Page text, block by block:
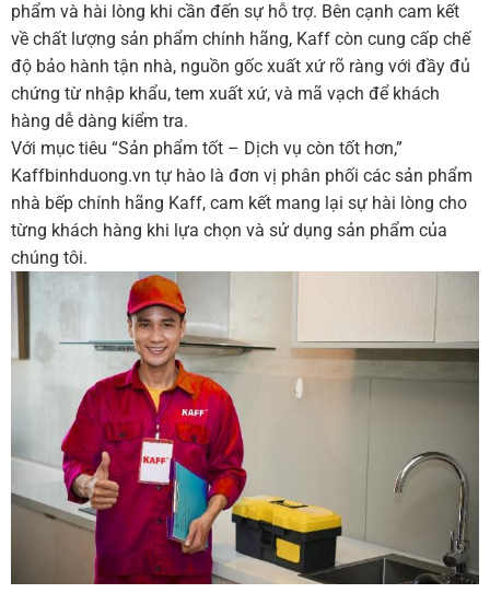
phẩm và hài lòng khi cần đến sự hỗ trợ. Bên cạnh cam kết
về chất lượng sản phẩm chính hãng, Kaff còn cung cấp chế
độ bảo hành tận nhà, nguồn gốc xuất xứ rõ ràng với đầy đủ
chứng từ nhập khẩu, tem xuất xứ, và mã vạch để khách
hàng dễ dàng kiểm tra.
Với mục tiêu “Sản phẩm tốt – Dịch vụ còn tốt hơn,”
Kaffbinhduong.vn tự hào là đơn vị phân phối các sản phẩm
nhà bếp chính hãng Kaff, cam kết mang lại sự hài lòng cho
từng khách hàng khi lựa chọn và sử dụng sản phẩm của
chúng tôi.